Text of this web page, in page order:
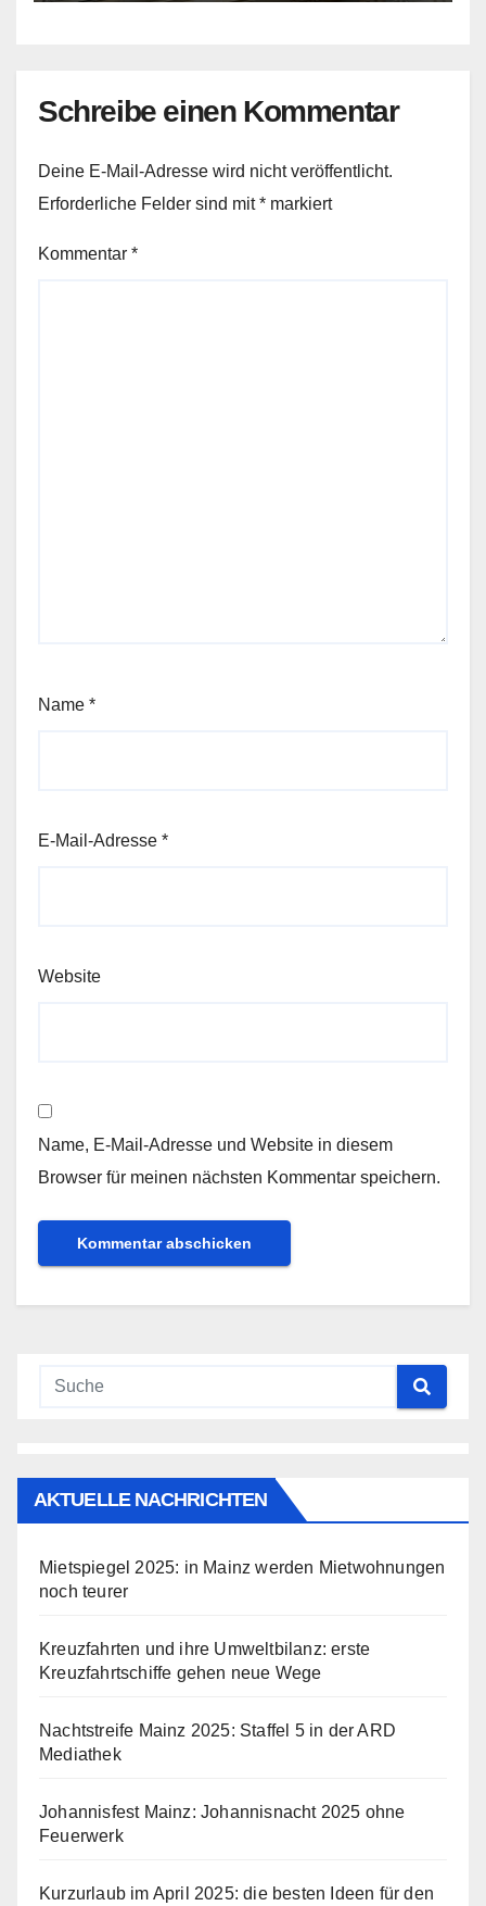
Schreibe einen Kommentar
Deine E-Mail-Adresse wird nicht veröffentlicht.
Erforderliche Felder sind mit* markiert
Kommentar *
Name *
E-Mail-Adresse *
Website
Name, E-Mail-Adresse und Website in diesem
Browser für meinen nächsten Kommentar speichern.
AKTUELLE NACHRICHTEN
Mietspiegel 2025: in Mainz werden Mietwohnungen
noch teurer
Kreuzfahrten und ihre Umweltbilanz: erste
Kreuzfahrtschiffe gehen neue Wege
Nachtstreife Mainz 2025: Staffel 5 in der ARD
Mediathek
Johannisfest Mainz: Johannisnacht 2025 ohne
Feuerwerk
Kurzurlaub im April 2025: die besten Ideen für den